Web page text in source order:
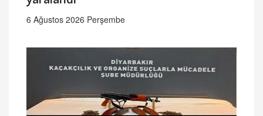
6 Ağustos 2026 Perşembe